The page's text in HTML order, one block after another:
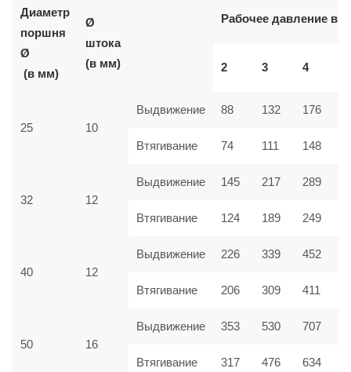
Диаметр
поршня
Ø
(в мм)
Ø
штока
(в мм)
Рабочее давление в
2 3 4
25 10
Выдвижение 88 132 176
Втягивание 74 111 148
32 12
Выдвижение 145 217 289
Втягивание 124 189 249
40 12
Выдвижение 226 339 452
Втягивание 206 309 411
50 16
Выдвижение 353 530 707
Втягивание 317 476 634